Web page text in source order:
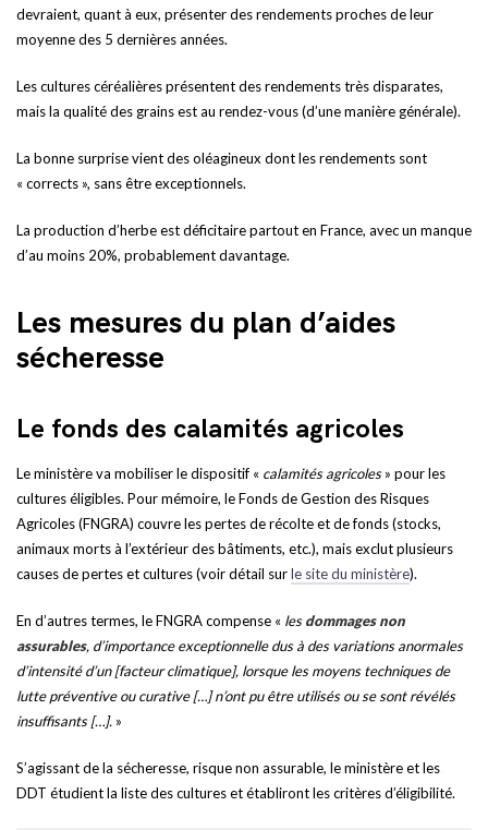
devraient, quant à eux, présenter des rendements proches de leur
moyenne des 5 dernières années.
Les cultures céréalières présentent des rendements très disparates,
mais la qualité des grains est au rendez-vous (d’une manière générale).
La bonne surprise vient des oléagineux dont les rendements sont
« corrects », sans être exceptionnels.
La production d’herbe est déficitaire partout en France, avec un manque
d’au moins 20%, probablement davantage.
Les mesures du plan d’aides
sécheresse
Le fonds des calamités agricoles
Le ministère va mobiliser le dispositif « calamités agricoles» pour les
cultures éligibles. Pour mémoire, le Fonds de Gestion des Risques
Agricoles (FNGRA) couvre les pertes de récolte et de fonds (stocks,
animaux morts à l’extérieur des bâtiments, etc.), mais exclut plusieurs
causes de pertes et cultures (voir détail surle site du ministère).
En d’autres termes, le FNGRA compense « lesdommages non
assurables, d’importance exceptionnelle dus à des variations anormales
d’intensité d’un [facteur climatique], lorsque les moyens techniques de
lutte préventive ou curative […] n’ont pu être utilisés ou se sont révélés
insuffisants[…]. »
S’agissant de la sécheresse, risque non assurable, le ministère et les
DDT étudient la liste des cultures et établiront les critères d’éligibilité.